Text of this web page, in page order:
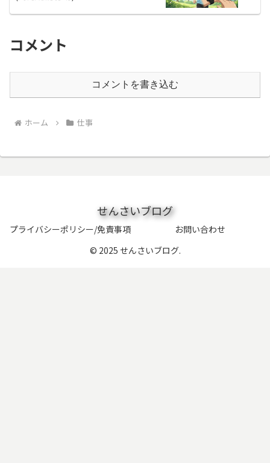
コメント
コメントを書き込む
ホーム 仕事
せんさいブログ
プライバシーポリシー/免責事項
お問い合わせ
© 2025 せんさいブログ.